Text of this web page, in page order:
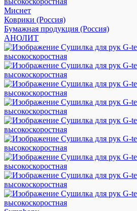
Миснет
Коврики (Россия)
Бумажная продукция (Россия)
АНОЛИТ